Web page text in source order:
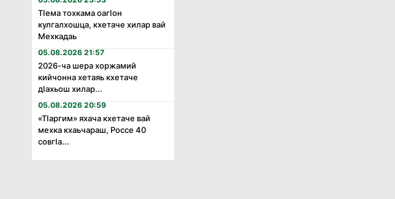
Тӏема тохкама оагӏон
кулгалхошца, кхетаче хилар вай
Мехкадаь
05.08.2026 21:57
2026-ча шера хоржамий
кийчонна хетаяь кхетаче
дӏахьош хилар...
05.08.2026 20:59
«Тӏаргим» яхача кхетаче вай
мехка кхаьчараш, Россе 40
совгӏа...